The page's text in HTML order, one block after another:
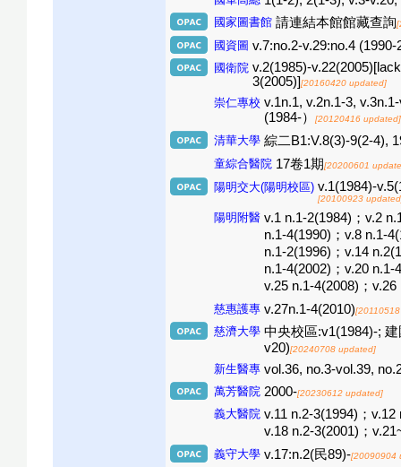
國家圖書館 請連結本館館藏查詢
國資圖 v.7:no.2-v.29:no.4 (1990-
國衛院 v.2(1985)-
3(2005)][20160420 updated]
崇仁專校 v.1n.1, v.2n.1-3,
(1984-）
[20120416 updated]
清華大學 綜二B1:V.8(3)-9(2-4),
童綜合醫院 17卷1期[20200601
陽明交大(陽明校區) v.1(1984)-
[20100923
陽明附醫 v.1 n.1-2(1984)；v.2
n.1-4(1990)；v.8 n.1-
n.1-2(1996)；v.14
n.1-4(2002)；v.20 n.1-
v.25 n.1-4(2008)；
慈惠護專 v.27n.1-4(2010)
慈濟大學 中央校區:v1(1984)-;
v20)[20240708 updated]
新生醫專 vol.36, no.3-vol.39,
萬芳醫院 2000-[20230612 updated]
義大醫院 v.11 n.2-3(1994)；
v.18 n.2-3(2001)；
義守大學 v.17:n.2(民89)-[20090904